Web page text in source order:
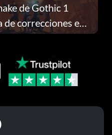
de Gothic 1
de correcciones en